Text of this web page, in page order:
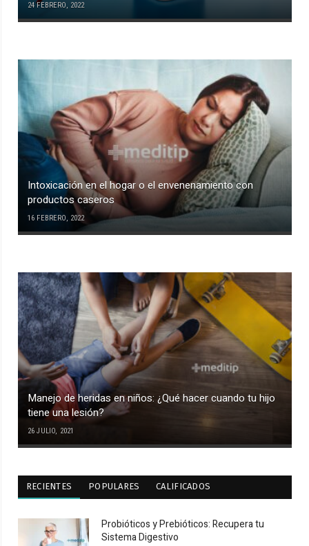
24 FEBRERO, 2022
Intoxicación en el hogar o el envenenamiento con
productos caseros
16 FEBRERO, 2022
Manejo de heridas en niños: ¿Qué hacer cuando tu hijo
tiene una lesión?
26 JULIO, 2021
RECIENTES POPULARES CALIFICADOS
Probióticos y Prebióticos: Recupera tu
Sistema Digestivo